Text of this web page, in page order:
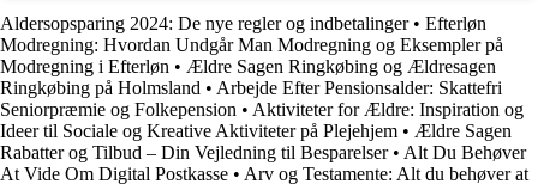
Aldersopsparing 2024: De nye regler og indbetalinger• Efterløn
Modregning: Hvordan Undgår Man Modregning og Eksempler på
Modregning i Efterløn • Ældre Sagen Ringkøbing og Ældresagen
Ringkøbing på Holmsland • Arbejde Efter Pensionsalder: Skattefri
Seniorpræmie og Folkepension • Aktiviteter for Ældre: Inspiration og
Ideer til Sociale og Kreative Aktiviteter på Plejehjem • Ældre Sagen
Rabatter og Tilbud – Din Vejledning til Besparelser• Alt Du Behøver
At Vide Om Digital Postkasse • Arv og Testamente: Alt du behøver at